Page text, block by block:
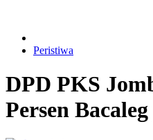
Peristiwa
DPD PKS
Persen